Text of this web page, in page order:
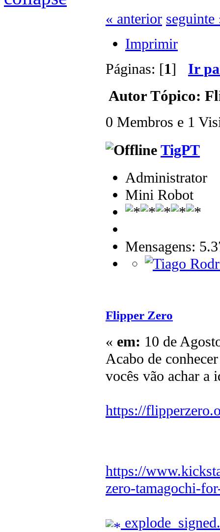
« anterior seguinte
Imprimir
Páginas: [1] Ir
AutorTópico:
0 Membros e 1
TigPT
Administrator
Mini Robot
Mensagens:
Flipper Zero
« em: 10 de
Acabo de
vocês vão achar a
https://
https://
zero-tamagochi-